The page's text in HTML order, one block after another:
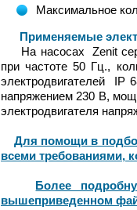
Максимальное
Применяемые
На насосах Zenit
при частоте 50 Гц.,
электродвигателей IP
напряжением 230 В,
электродвигателя
Для помощи в
всеми требованиями,
Более
вышеприведенном